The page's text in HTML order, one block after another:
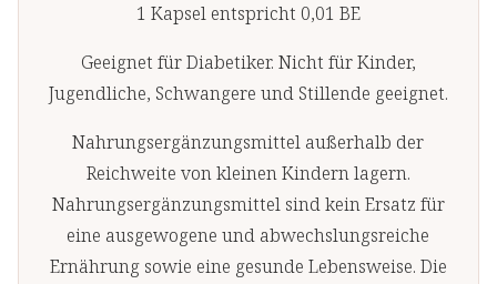
1 Kapsel entspricht 0,01 BE
Geeignet für Diabetiker. Nicht für Kinder,
Jugendliche, Schwangere und Stillende geeignet.
Nahrungsergänzungsmittel außerhalb der
Reichweite von kleinen Kindern lagern.
Nahrungsergänzungsmittel sind kein Ersatz für
eine ausgewogene und abwechslungsreiche
Ernährung sowie eine gesunde Lebensweise. Die